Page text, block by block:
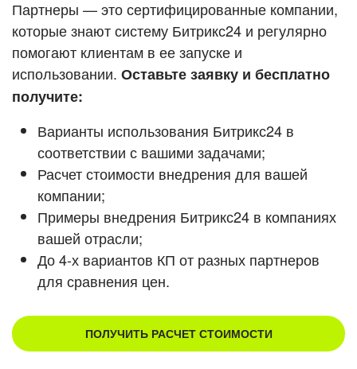
ВХОД
ВХОД
Смотреть видеокейсы
Партнеры — это сертифицированные компании,
которые знают систему Битрикс24 и регулярно
помогают клиентам в ее запуске и
использовании. Оставьте заявку и бесплатно
получите:
Варианты использования Битрикс24 в
соответствии с вашими задачами;
Расчет стоимости внедрения для вашей
компании;
Примеры внедрения Битрикс24 в компаниях
вашей отрасли;
До 4-х вариантов КП от разных партнеров
для сравнения цен.
ПОЛУЧИТЬ РАСЧЕТ СТОИМОСТИ